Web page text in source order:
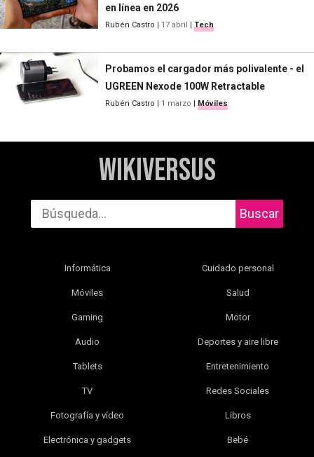
en línea en 2026
Rubén Castro | 17 abril | Tech
Probamos el cargador más polivalente - el
UGREEN Nexode 100W Retractable
Rubén Castro | 1 marzo | Móviles
WikiVersus
Buscar
Informática
Móviles
Gaming
Audio
Tablets
TV
Fotografía y vídeo
Electrónica y gadgets
Cuidado personal
Salud
Motor
Deportes y aire libre
Entretenimiento
Redes Sociales
Libros
Bebé